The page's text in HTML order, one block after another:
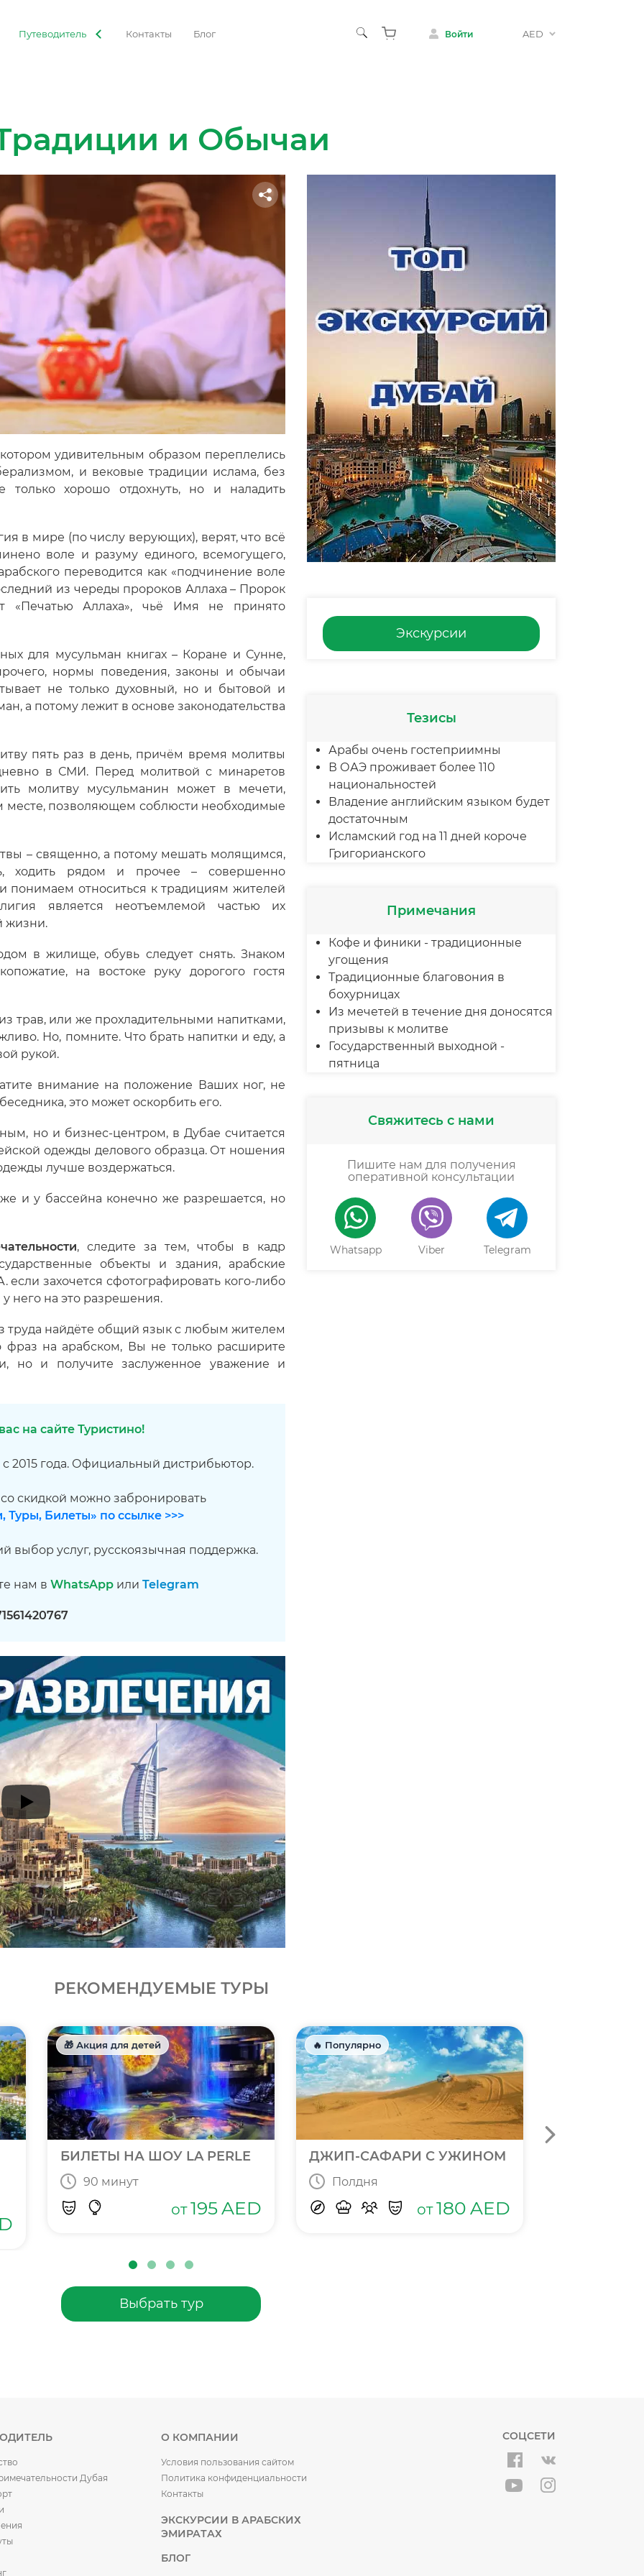
Войти AED
Путеводитель Контакты Блог
и Обычаи
удивительным образом переплелись
и вековые традиции ислама, без
хорошо отдохнуть, но и наладить
в мире (по числу верующих), верят, что всё
воле и разуму единого, всемогущего,
переводится как «подчинение воле
из череды пророков Аллаха – Пророк
«Печатью Аллаха», чьё Имя не принято
для мусульман книгах – Коране и Сунне,
нормы поведения, законы и обычаи
не только духовный, но и бытовой и
а потому лежит в основе законодательства
пять раз в день, причём время молитвы
в СМИ. Перед молитвой с минаретов
молитву мусульманин может в мечети,
месте, позволяющем соблюсти необходимые
– священно, а потому мешать молящимся,
ходить рядом и прочее – совершенно
понимаем относиться к традициям жителей
является неотъемлемой частью их
жизни.
в жилище, обувь следует снять. Знаком
на востоке руку дорогого гостя
трав, или же прохладительными напитками,
Но, помните. Что брать напитки и еду, а
рукой.
внимание на положение Ваших ног, не
это может оскорбить его.
но и бизнес-центром, в Дубае считается
одежды делового образца. От ношения
лучше воздержаться.
и у бассейна конечно же разрешается, но
, следите за тем, чтобы в кадр
объекты и здания, арабские
захочется сфотографировать кого-либо
него на это разрешения.
труда найдёте общий язык с любым жителем
фраз на арабском, Вы не только расширите
но и получите заслуженное уважение и
на сайте Туристино!
2015 года. Официальный дистрибьютор.
скидкой можно забронировать
Туры, Билеты» по ссылке >>>
выбор услуг, русскоязычная поддержка.
нам в WhatsApp или Telegram
Экскурсии
Тезисы
Арабы очень гостеприимны
В ОАЭ проживает более 110
национальностей
Владение английским языком будет
достаточным
Исламский год на 11 дней короче
Григорианского
Примечания
Кофе и финики - традиционные
угощения
Традиционные благовония в
бохурницах
Из мечетей в течение дня доносятся
призывы к молитве
Государственный выходной -
пятница
Свяжитесь с нами
Пишите нам для получения
оперативной консультации
Whatsapp Viber Telegram
РЕКОМЕНДУЕМЫЕ ТУРЫ
🎁 Акция для детей
БИЛЕТЫ НА ШОУ LA PERLE
90 минут
от 195AED
🔥 Популярно
ДЖИП-САФАРИ С УЖИНОМ
Полдня
от 180 AED
Выбрать тур
Дубая
ЭКСКУРСИИ В АРАБСКИХ
ЭМИРАТАХ
БЛОГ
О КОМПАНИИ
Условия пользования сайтом
Политика конфиденциальности
Контакты
СОЦСЕТИ